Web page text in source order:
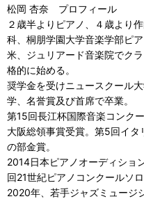
松岡 杏奈 プロフィール
２歳半よりピアノ、４歳より
科、桐朋学園大学音楽学部ピ
米、ジュリアード音楽院でク
格的に始める。
奨学金を受けニュースクール
学、名誉賞及び首席で卒業。
第15回長江杯国際音楽コンク
大阪総領事賞受賞。第5回イ
の部金賞。
2014日本ピアノオーディショ
回21世紀ピアノコンクールソロ
2020年、若手ジャズミュージ